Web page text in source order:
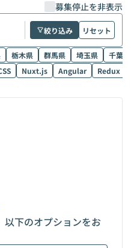
募集停止を非表示
絞り込み リセット
栃木県 群馬県 埼玉県 千葉県
Nuxt.js Angular Redux
以下のオプションをお